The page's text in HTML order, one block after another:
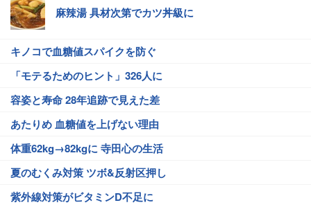
麻辣湯 具材次第でカツ丼級に
キノコで血糖値スパイクを防ぐ
「モテるためのヒント」326人に
容姿と寿命 28年追跡で見えた差
あたりめ 血糖値を上げない理由
体重62kg→82kgに 寺田心の生活
夏のむくみ対策 ツボ&反射区押し
紫外線対策がビタミンD不足に